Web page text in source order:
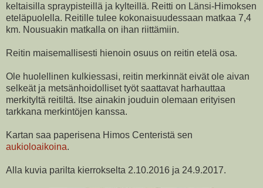
keltaisilla spraypisteillä ja kylteillä. Reitti on Länsi-Himoksen
eteläpuolella. Reitille tulee kokonaisuudessaan matkaa 7,4
km. Nousuakin matkalla on ihan riittämiin.
Reitin maisemallisesti hienoin osuus on reitin etelä osa.
Ole huolellinen kulkiessasi, reitin merkinnät eivät ole aivan
selkeät ja metsänhoidolliset työt saattavat harhauttaa
merkityltä reitiltä. Itse ainakin jouduin olemaan erityisen
tarkkana merkintöjen kanssa.
Kartan saa paperisena Himos Centeristä sen
aukioloaikoina.
Alla kuvia parilta kierrokselta 2.10.2016 ja 24.9.2017.